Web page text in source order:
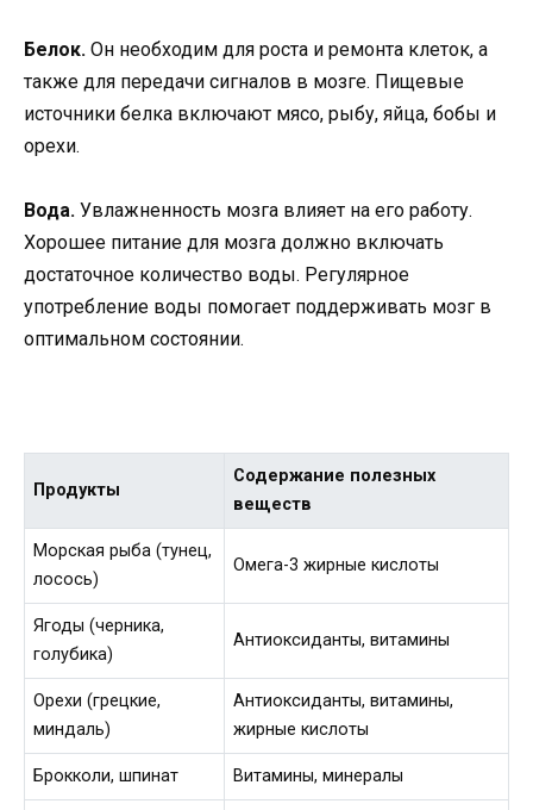
Белок. Он необходим для роста и ремонта клеток, а
также для передачи сигналов в мозге. Пищевые
источники белка включают мясо, рыбу, яйца, бобы и
орехи.
Вода. Увлажненность мозга влияет на его работу.
Хорошее питание для мозга должно включать
достаточное количество воды. Регулярное
употребление воды помогает поддерживать мозг в
оптимальном состоянии.
Продукты
Содержание полезных
веществ
Морская рыба (тунец,
лосось)
Омега-3 жирные кислоты
Ягоды (черника,
голубика)
Антиоксиданты, витамины
Орехи (грецкие,
миндаль)
Антиоксиданты, витамины,
жирные кислоты
Брокколи, шпинат Витамины, минералы